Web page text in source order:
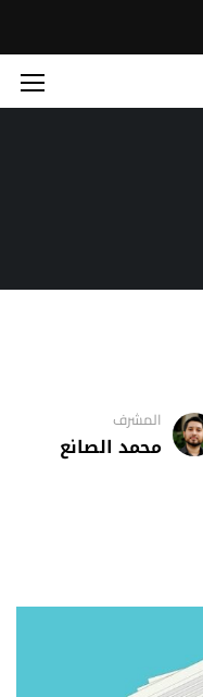
المشرف
محمد الصانع